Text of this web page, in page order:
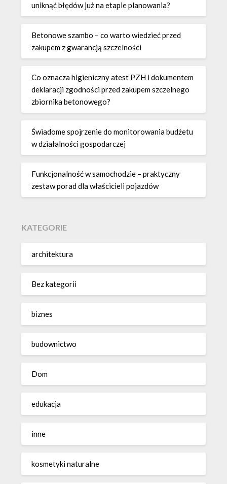
uniknąć błędów już na etapie planowania?
Betonowe szambo – co warto wiedzieć przed
zakupem z gwarancją szczelności
Co oznacza higieniczny atest PZH i dokumentem
deklaracji zgodności przed zakupem szczelnego
zbiornika betonowego?
Świadome spojrzenie do monitorowania budżetu
w działalności gospodarczej
Funkcjonalność w samochodzie – praktyczny
zestaw porad dla właścicieli pojazdów
KATEGORIE
architektura
Bez kategorii
biznes
budownictwo
Dom
edukacja
inne
kosmetyki naturalne